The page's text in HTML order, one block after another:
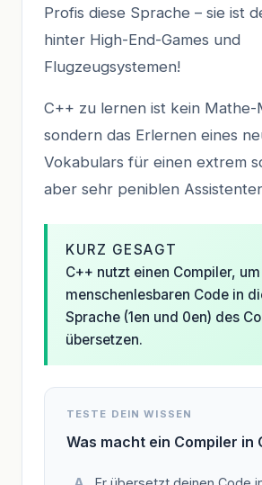
Profis diese Sprache – sie ist
hinter High-End-Games und
Flugzeugsystemen!
C++ zu lernen ist kein Mathe-
sondern das Erlernen eines
Vokabulars für einen extrem
aber sehr peniblen
KURZ GESAGT
C++ nutzt einen Compiler, um
menschenlesbaren Code in
Sprache (1en und 0en) des
übersetzen.
TESTE DEIN WISSEN
Was macht ein Compiler in